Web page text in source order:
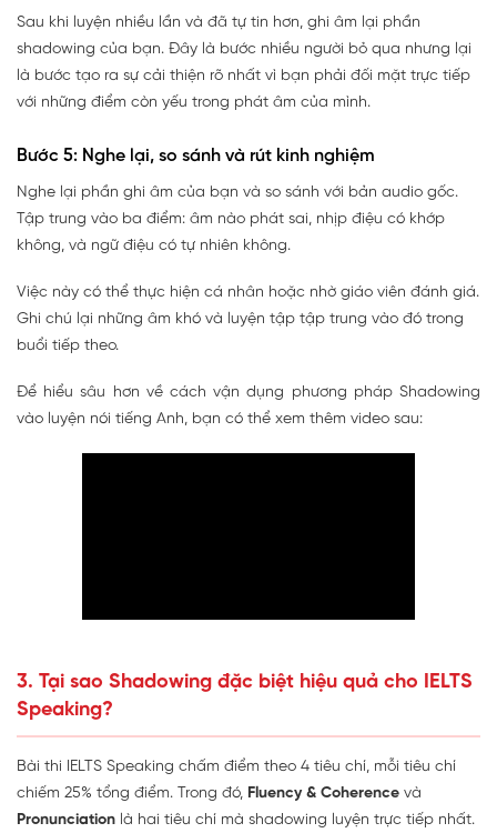
Sau khi luyện nhiều lần và đã tự tin hơn, ghi âm lại phần
shadowing của bạn. Đây là bước nhiều người bỏ qua nhưng lại
là bước tạo ra sự cải thiện rõ nhất vì bạn phải đối mặt trực tiếp
với những điểm còn yếu trong phát âm của mình.
Bước 5: Nghe lại, so sánh và rút kinh nghiệm
Nghe lại phần ghi âm của bạn và so sánh với bản audio gốc.
Tập trung vào ba điểm: âm nào phát sai, nhịp điệu có khớp
không, và ngữ điệu có tự nhiên không.
Việc này có thể thực hiện cá nhân hoặc nhờ giáo viên đánh giá.
Ghi chú lại những âm khó và luyện tập tập trung vào đó trong
buổi tiếp theo.
Để hiểu sâu hơn về cách vận dụng phương pháp Shadowing
vào luyện nói tiếng Anh, bạn có thể xem thêm video sau:
3. Tại sao Shadowing đặc biệt hiệu quả cho IELTS
Speaking?
Bài thi IELTS Speaking chấm điểm theo 4 tiêu chí, mỗi tiêu chí
chiếm 25% tổng điểm. Trong đó, Fluency & Coherence và
Pronunciation là hai tiêu chí mà shadowing luyện trực tiếp nhất.